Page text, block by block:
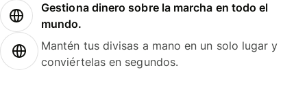
Gestiona dinero sobre la marcha en todo el
mundo.
Mantén tus divisas a mano en un solo lugar y
conviértelas en segundos.